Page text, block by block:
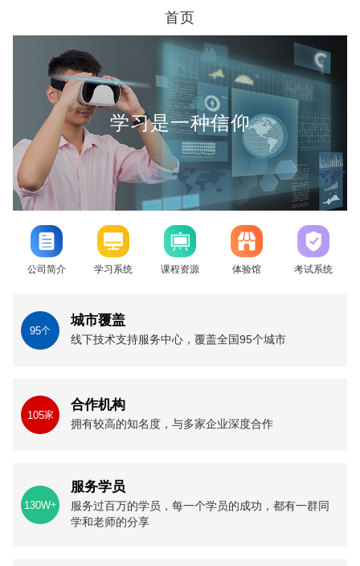
首页
学习是一种信仰
公司简介 学习系统 课程资源 体验馆 考试系统
95个
城市覆盖
线下技术支持服务中心，覆盖全国95个城市
105家
合作机构
拥有较高的知名度，与多家企业深度合作
130W+
服务学员
服务过百万的学员，每一个学员的成功，都有一群同
学和老师的分享